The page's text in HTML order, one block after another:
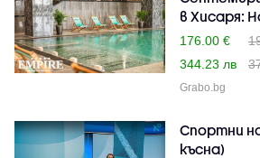
в Хисаря:
176.00 €
344.23 лв
Grabo.bg
Спортни
късна)